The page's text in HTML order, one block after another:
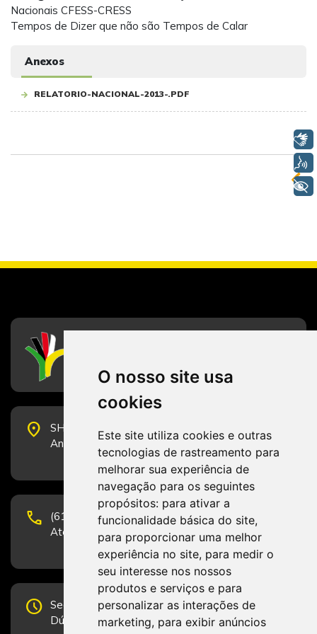
O nosso site usa
cookies
Este site utiliza cookies e outras
tecnologias de rastreamento para
melhorar sua experiência de
navegação para os seguintes
propósitos: para ativar a
funcionalidade básica do site,
para proporcionar uma melhor
experiência no site, para medir o
seu interesse nos nossos
produtos e serviços e para
personalizar as interações de
marketing, para exibir anúncios
Nacionais CFESS-CRESS
Tempos de Dizer que não são Tempos de Calar
Anexos
RELATORIO-NACIONAL-2013-.PDF
place
SHS Quadra 6, Bloco E, Complexo Brasil 21, 20º
Andar, Sala 2001 - CEP 70322-915 - Brasília/DF
phone
(61) 3223-1652 e (61) 98131-3801.
Atendimento por telefone em horário comercial
schedule Segunda-feira a Sexta-feira de 12h às 19h.
Dúvidas e sugestões pelo Fale Conosco.